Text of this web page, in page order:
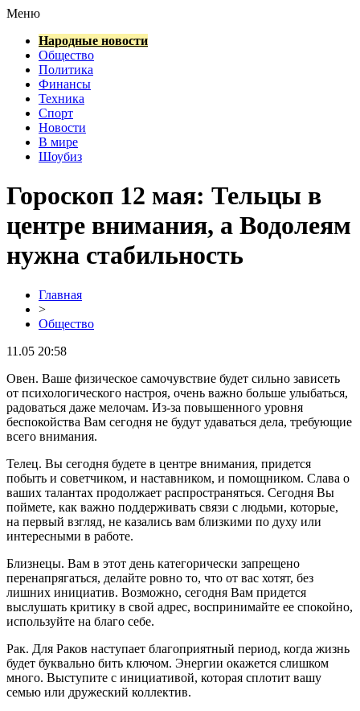
Меню
Народные новости
Общество
Политика
Финансы
Техника
Спорт
Новости
В мире
Шоубиз
Гороскоп 12 мая: Тельцы в
центре внимания, а Водолеям
нужна стабильность
Главная
>
Общество
11.05 20:58
Овен. Ваше физическое самочувствие будет сильно зависеть
от психологического настроя, очень важно больше улыбаться,
радоваться даже мелочам. Из-за повышенного уровня
беспокойства Вам сегодня не будут удаваться дела, требующие
всего внимания.
Телец. Вы сегодня будете в центре внимания, придется
побыть и советчиком, и наставником, и помощником. Слава о
ваших талантах продолжает распространяться. Сегодня Вы
поймете, как важно поддерживать связи с людьми, которые,
на первый взгляд, не казались вам близкими по духу или
интересными в работе.
Близнецы. Вам в этот день категорически запрещено
перенапрягаться, делайте ровно то, что от вас хотят, без
лишних инициатив. Возможно, сегодня Вам придется
выслушать критику в свой адрес, воспринимайте ее спокойно,
используйте на благо себе.
Рак. Для Раков наступает благоприятный период, когда жизнь
будет буквально бить ключом. Энергии окажется слишком
много. Выступите с инициативой, которая сплотит вашу
семью или дружеский коллектив.